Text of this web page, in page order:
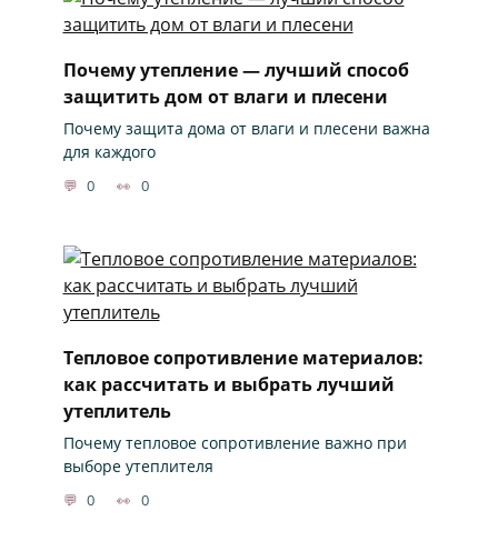
Почему утепление — лучший способ
защитить дом от влаги и плесени
Почему защита дома от влаги и плесени важна
для каждого
0 0
Тепловое сопротивление материалов:
как рассчитать и выбрать лучший
утеплитель
Почему тепловое сопротивление важно при
выборе утеплителя
0 0